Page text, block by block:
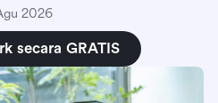
2026
secara GRATIS